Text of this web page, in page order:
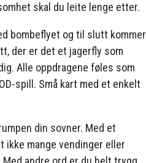
skal du leite lenge etter.
bombeflyet og til slutt kommer
der er det et jagerfly som
Alle oppdragene føles som
spill. Små kart med et enkelt
din sovner. Med et
ikke mange vendinger eller